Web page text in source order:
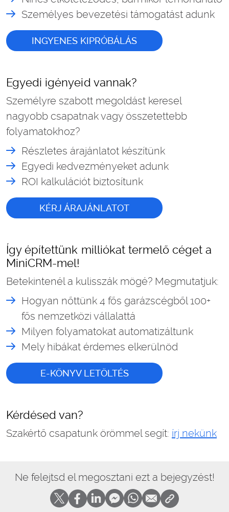
Személyes bevezetési támogatást adunk
INGYENES KIPRÓBÁLÁS
Egyedi igényeid vannak?
Személyre szabott megoldást keresel
nagyobb csapatnak vagy összetettebb
folyamatokhoz?
Részletes árajánlatot készítünk
Egyedi kedvezményeket adunk
ROI kalkulációt biztosítunk
KÉRJ ÁRAJÁNLATOT
Így építettünk milliókat termelő céget a
MiniCRM-mel!
Betekintenél a kulisszák mögé? Megmutatjuk:
Hogyan nőttünk 4 fős garázscégből 100+
fős nemzetközi vállalattá
Milyen folyamatokat automatizáltunk
Mely hibákat érdemes elkerülnöd
E-KÖNYV LETÖLTÉS
Kérdésed van?
Szakértő csapatunk örömmel segít: írj nekünk
Ne felejtsd el megosztani ezt a bejegyzést!